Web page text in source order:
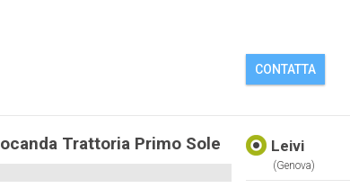
CONTATTA
Trattoria Primo Sole Leivi
(genova)